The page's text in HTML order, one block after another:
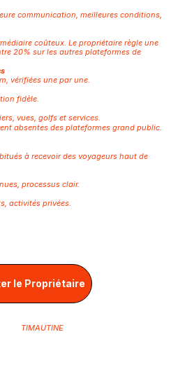
communication, meilleures conditions,
coûteux. Le propriétaire règle une
20% sur les autres plateformes de
vérifiées une par une.
fidèle.
vues, golfs et services.
absentes des plateformes grand public.
à recevoir des voyageurs haut de
processus clair.
activités privées.
le Propriétaire
TIMAUTINE